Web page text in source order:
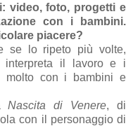
video, foto, progetti e
con i bambini.
piacere?
se lo ripeto più volte,
interpreta il lavoro e i
molto con i bambini e
Nascita di Venere, di
con il personaggio di